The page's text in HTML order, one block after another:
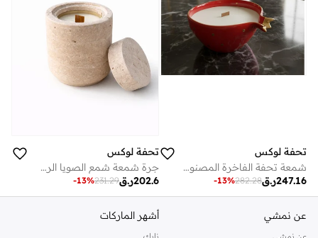
تحفة لوكس
شمعة تحفة الفاخرة المصنوعة يدويًا بنصف رمانة - سيراميك أحمر مطلي بالذهب الحقيقي عيار ٢٢ قيراطًا | شمعة فاخرة من شمع الصويا، هدية ديكور منزلي حرفي | عطر عود العنبر (٣٠٠ مل)
ر.ق247.16
282.28
-13%
تحفة لوكس
جرة شمعة شمع الصويا الرخامية الفاخرة مع غطاء - العود
ر.ق202.6
231.29
-13%
عن نمشي أشهر الماركات